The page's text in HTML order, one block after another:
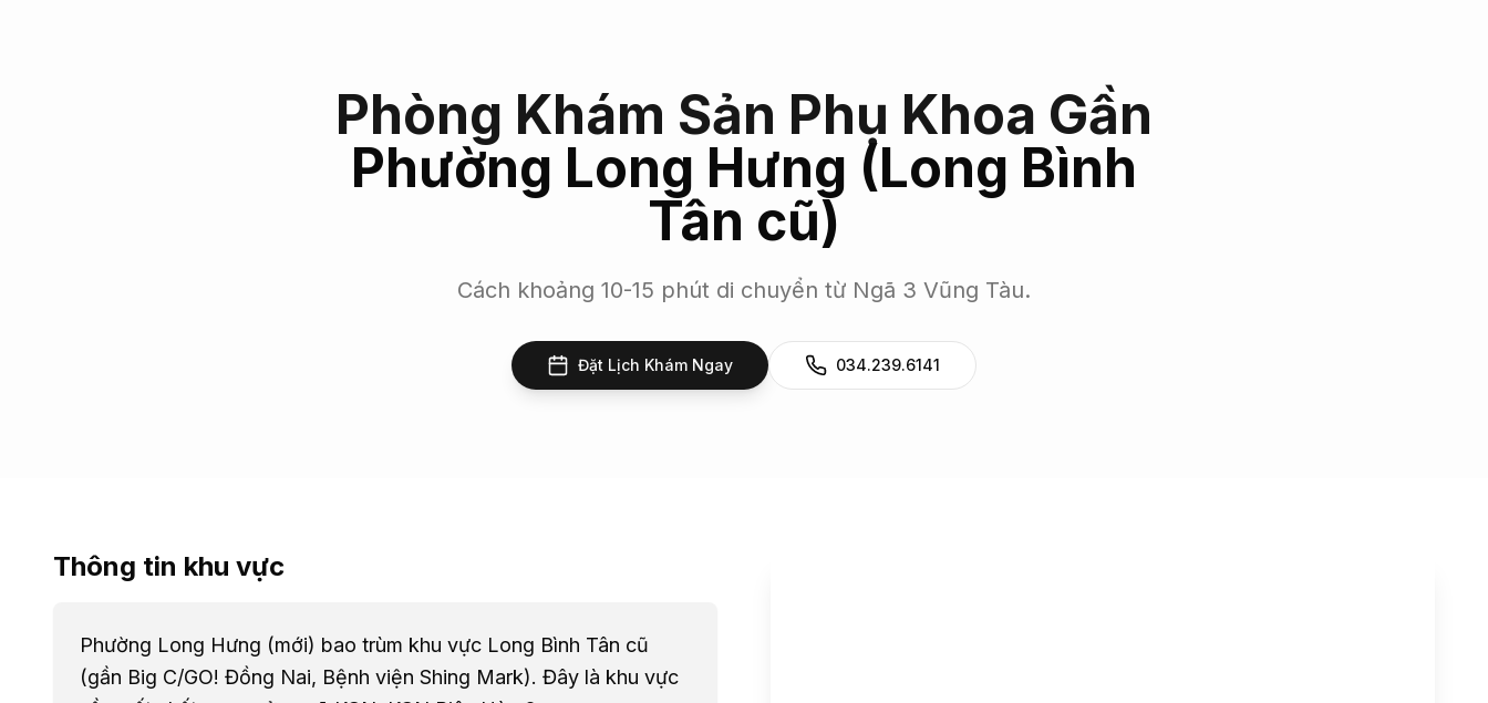
Phòng Khám Sản Phụ Khoa Gần
Phường Long Hưng (Long Bình
Tân cũ)
Cách khoảng 10-15 phút di chuyển từ Ngã 3 Vũng Tàu.
Đặt Lịch Khám Ngay 034.239.6141
Thông tin khu vực
Phường Long Hưng (mới) bao trùm khu vực Long Bình Tân cũ
(gần Big C/GO! Đồng Nai, Bệnh viện Shing Mark). Đây là khu vực